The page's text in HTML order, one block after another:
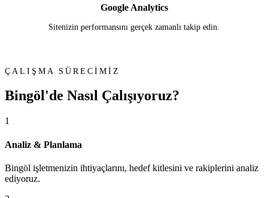
Google Analytics
Sitenizin performansını gerçek zamanlı takip edin.
ÇALIŞMA SÜRECİMİZ
Bingöl'de Nasıl Çalışıyoruz?
1
Analiz & Planlama
Bingöl işletmenizin ihtiyaçlarını, hedef kitlesini ve rakiplerini analiz
ediyoruz.